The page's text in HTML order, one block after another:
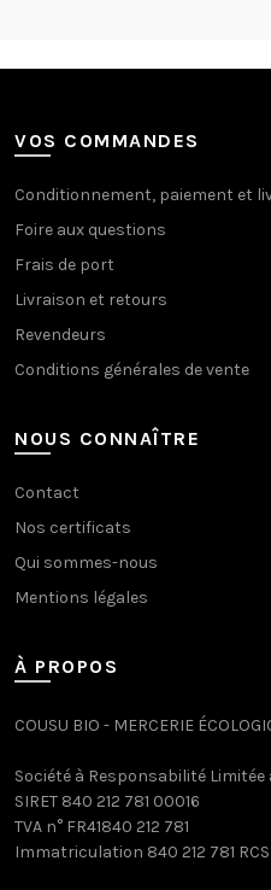
VOS COMMANDES
Conditionnement, paiement et
Foire aux questions
Frais de port
Livraison et retours
Revendeurs
Conditions générales de vente
NOUS CONNAÎTRE
Contact
Nos certificats
Qui sommes-nous
Mentions légales
À PROPOS
COUSU BIO - MERCERIE
Société à Responsabilité Limitée
SIRET 840 212 781 00016
TVA n° FR41840 212 781
Immatriculation 840 212 781